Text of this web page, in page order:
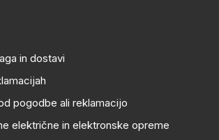
in dostavi
pogodbe ali reklamacijo
električne in elektronske opreme